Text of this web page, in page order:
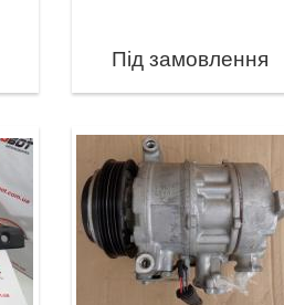
Під замовлення